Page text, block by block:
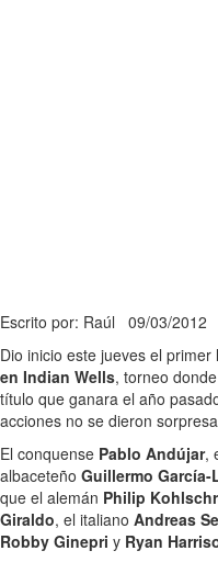
Escrito por: Raúl 09/03/2012
Dio inicio este jueves el primer
en Indian Wells, torneo
título que ganara el año
acciones no se dieron
El conquense Pablo Andújar,
albaceteño Guillermo García-
que el alemán Philip
Giraldo, el italiano Andreas
Robby Ginepri y Ryan